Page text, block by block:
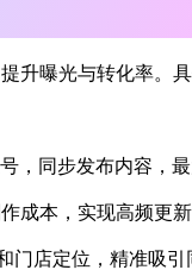
升曝光与转化率。具
，同步发布内容，最
本，实现高频更
店定位，精准吸引